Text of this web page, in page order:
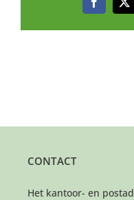
Facebook
X
CONTACT
Het kantoor- en